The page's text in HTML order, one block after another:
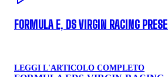
FORMULA E, DS VIRGIN RACING
LEGGI L'ARTICOLO COMPLETO